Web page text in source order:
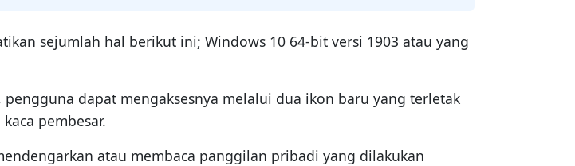
sejumlah hal berikut ini; Windows 10 64-bit versi 1903 atau yang
dapat mengaksesnya melalui dua ikon baru yang terletak
pembesar.
atau membaca panggilan pribadi yang dilakukan